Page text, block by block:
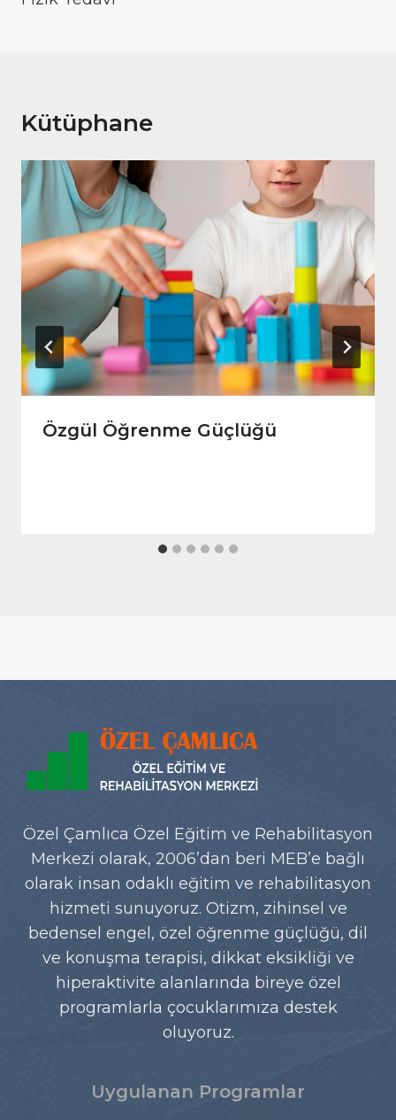
Kütüphane
Özgül Öğrenme Güçlüğü
Özel Çamlıca Özel Eğitim ve Rehabilitasyon
Merkezi olarak, 2006’dan beri MEB’e bağlı
olarak insan odaklı eğitim ve rehabilitasyon
hizmeti sunuyoruz. Otizm, zihinsel ve
bedensel engel, özel öğrenme güçlüğü, dil
ve konuşma terapisi, dikkat eksikliği ve
hiperaktivite alanlarında bireye özel
programlarla çocuklarımıza destek
oluyoruz.
Uygulanan Programlar